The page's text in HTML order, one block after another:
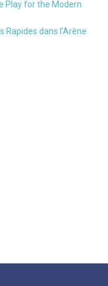
Play for the Modern
Rapides dans l’Arène